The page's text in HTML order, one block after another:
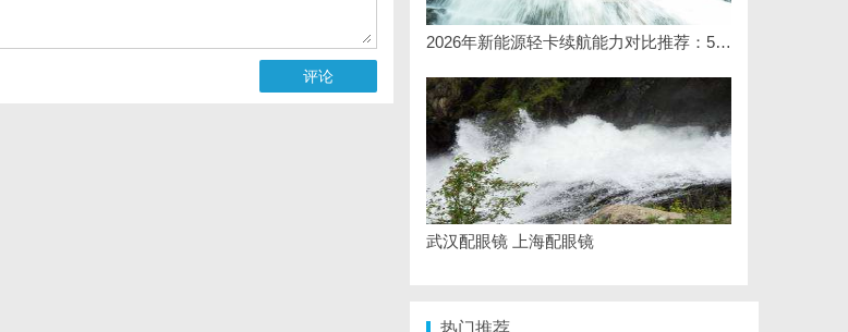
评论
2026年新能源轻卡续航能力对比推荐：5大主流平台三维解析
武汉配眼镜 上海配眼镜